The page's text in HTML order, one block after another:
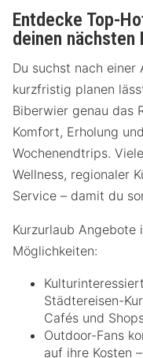
Entdecke Top-
deinen nächsten
Du suchst nach einer
kurzfristig planen
Biberwier genau das
Komfort, Erholung
Wochenendtrips.
Wellness, regionaler
Service – damit du
Kurzurlaub
Möglichkeiten:
Städtereisen-
Cafés und
Outdoor-Fans
auf ihre Kosten